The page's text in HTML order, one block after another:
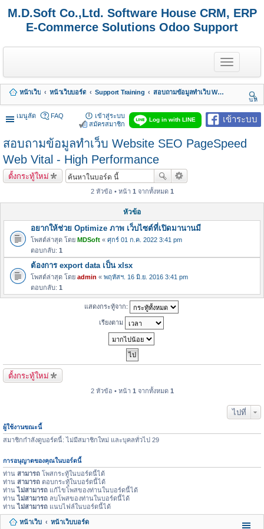
M.D.Soft Co.,Ltd. Software House CRM, ERP
E-Commerce Solutions Odoo Support
T
o
g
e
n
a
i
g
หน้าเว็บ หน้าเว็บบอร์ด Support Training
สอบถามข้อมูลทำเว็บ Website SEO PageSpeed Web Vital - High Performance
นห
า
เมนูลัด
เข้าระบบ
Log in with LINE
FAQ
เข้าสู่ระบบ
สมัครสมาชิก
สอบถามข้อมูลทำเว็บ Website SEO PageSpeed
Web Vital - High Performance
ตั้งกระทู้ใหม่
2 หัวข้อ • หน้า 1 จากทั้งหมด 1
หัวข้อ
อยากให้ช่วย Optimize ภาพ เว็บไซต์ที่เปิดมานานมี
โพสต์ล่าสุด โดย MDSoft « ศุกร์ 01 ก.ค. 2022 3:41 pm
ตอบกลับ: 1
ต้องการ export data เป็น xlsx
โพสต์ล่าสุด โดย admin « พฤหัสฯ. 16 มิ.ย. 2016 3:41 pm
ตอบกลับ: 1
แสดงกระทู้จาก:
เรียงตาม
ตั้งกระทู้ใหม่
2 หัวข้อ • หน้า 1 จากทั้งหมด 1
ไปที่
ผู้ใช้งานขณะนี้
สมาชิกกำลังดูบอร์ดนี้: ไม่มีสมาชิกใหม่ และบุคลทั่วไป 29
การอนุญาตของคุณในบอร์ดนี้
ท่าน สามารถ โพสกระทู้ในบอร์ดนี้ได้
ท่าน สามารถ ตอบกระทู้ในบอร์ดนี้ได้
ท่านไม่สามารถ แก้ไขโพสของท่านในบอร์ดนี้ได้
ท่านไม่สามารถ ลบโพสของท่านในบอร์ดนี้ได้
ท่านไม่สามารถ แนบไฟล์ในบอร์ดนี้ได้
หน้าเว็บ หน้าเว็บบอร์ด